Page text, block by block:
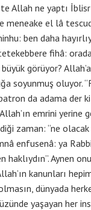
Allah ne yaptı
meneake el lâ
ben daha
fihâ:
görüyor?
soyunmuş oluyor.
da adama der
emrini
zaman: “ne
enfusenâ: ya
haklıydın”. Aynen
kanunları
dünyada
yaşayan her